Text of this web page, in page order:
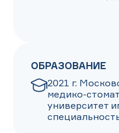
ОБРАЗОВАНИЕ
2021 г.
медико-
университет